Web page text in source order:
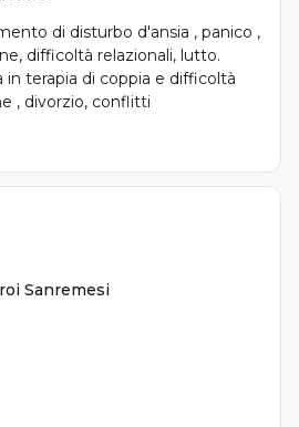
di disturbo d'ansia , panico ,
difficoltà relazionali, lutto.
in terapia di coppia e difficoltà
, divorzio, conflitti
Sanremesi